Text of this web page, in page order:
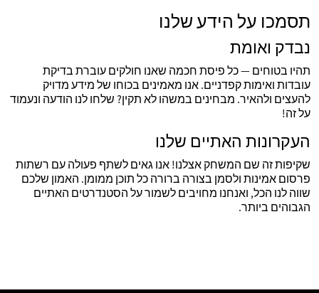
תסמכו על הידע שלנו
נבדק ואומת
תהיו בטוחים — כל פיסת חכמה שאנו חולקים עוברת בדיקת
עובדות ואימות קפדניים. אנו מאמינים בכוחו של מידע מדויק
להעצים ולהאיר. מבחינים במשהו לא תקין? שלחו לנו הודעה ונעמוד
על זה!
העקרונות האתיים שלנו
שקיפות זה שם המשחק אצלנו! אנו גאים לשתף פעולה עם רשתות
פרסום אמינות ולסמן בצורה ברורה כל תוכן ממומן. האמון שלכם
שווה לנו הכל, ואנחנו מחויבים לשמור על הסטנדרטים האתיים
הגבוהים ביותר.